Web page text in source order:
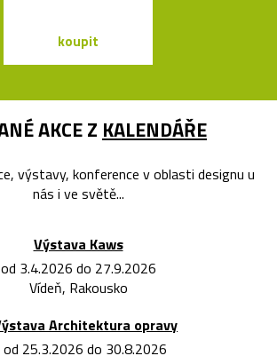
koupit
AKCE Z KALENDÁŘE
výstavy, konference v oblasti designu u
nás i ve světě...
Výstava Kaws
od 3.4.2026 do 27.9.2026
Vídeň, Rakousko
Architektura opravy
od 25.3.2026 do 30.8.2026